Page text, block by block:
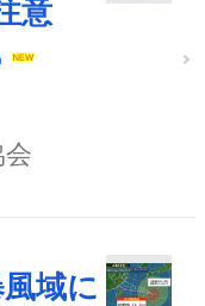
意
会
域に